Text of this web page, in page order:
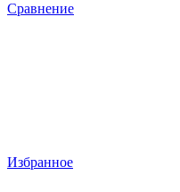
Сравнение
Избранное